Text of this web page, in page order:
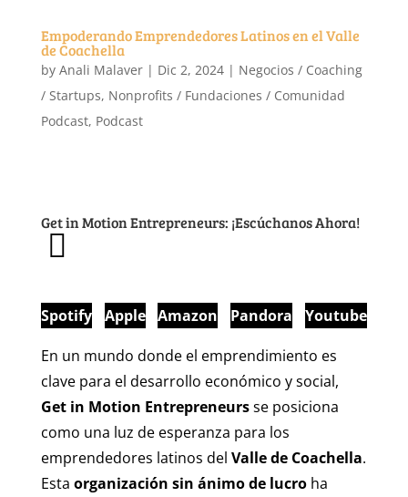
Empoderando Emprendedores Latinos en el Valle
de Coachella
by Anali Malaver| Dic 2, 2024| Negocios / Coaching
/ Startups, Nonprofits / Fundaciones / Comunidad
Podcast, Podcast
Get in Motion Entrepreneurs: ¡Escúchanos Ahora!
Spotify Apple Amazon Pandora
Youtube
En un mundo donde el emprendimiento es
clave para el desarrollo económico y social,
Get in Motion Entrepreneursse posiciona
como una luz de esperanza para los
emprendedores latinos del Valle de Coachella.
Esta organización sin ánimo de lucroha